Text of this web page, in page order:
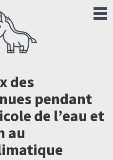
des
pendant
de l’eau et
au